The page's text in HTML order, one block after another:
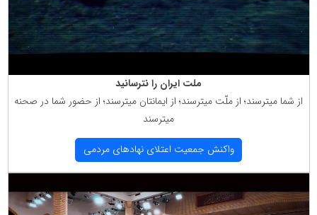
ملت ایران را نترسانید
از شما میترسند؛ از ملّت میترسند؛ از ایمانتان میترسند؛ از حضور شما در صحنه
میترسند
واكنش جمعیت اعتلای نهادهای مردمی